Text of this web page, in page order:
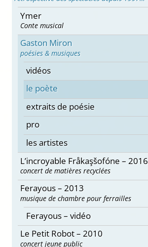
Ymer
Conte musical
Gaston Miron
poésies & musiques
vidéos
le poète
extraits de poésie
pro
les artistes
L’incroyable Fråkaşšofóne – 2016
concert de matières recyclées
Ferayous – 2013
musique de chambre pour ferrailles
Ferayous – vidéo
Le Petit Robot – 2010
concert jeune public